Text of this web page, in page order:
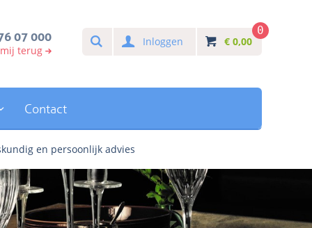
07 000
terug
SearchInloggen € 0,00
0
Contact
en persoonlijk advies